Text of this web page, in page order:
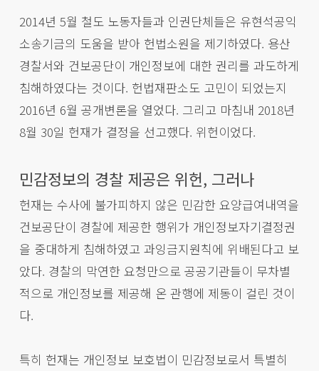
2014년 5월 철도 노동자들과 인권단체들은 유현석공익
소송기금의 도움을 받아 헌법소원을 제기하였다. 용산
경찰서와 건보공단이 개인정보에 대한 권리를 과도하게
침해하였다는 것이다. 헌법재판소도 고민이 되었는지
2016년 6월 공개변론을 열었다. 그리고 마침내 2018년
8월 30일 헌재가 결정을 선고했다. 위헌이었다.
민감정보의 경찰 제공은 위헌, 그러나
헌재는 수사에 불가피하지 않은 민감한 요양급여내역을
건보공단이 경찰에 제공한 행위가 개인정보자기결정권
을 중대하게 침해하였고 과잉금지원칙에 위배된다고 보
았다. 경찰의 막연한 요청만으로 공공기관들이 무차별
적으로 개인정보를 제공해 온 관행에 제동이 걸린 것이
다.
특히 헌재는 개인정보 보호법이 민감정보로서 특별히